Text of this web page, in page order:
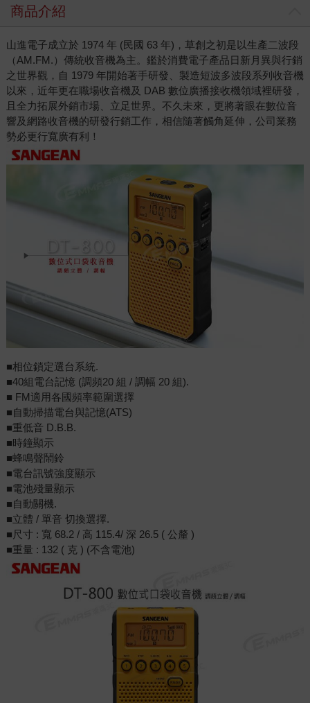
商品介紹
山進電子成立於 1974 年 (民國 63 年)，草創之初是以生產二波段
（AM.FM.）傳統收音機為主。鑑於消費電子產品日新月異與行銷
之世界觀，自 1979 年開始著手研發、製造短波多波段系列收音機
以來，近年更在職場收音機及 DAB 數位廣播接收機領域裡研發，
且全力拓展外銷市場、立足世界。不久未來，更將著眼在數位音
響及網路收音機的研發行銷工作，相信隨著觸角延伸，公司業務
勢必更行寬廣有利！
■相位鎖定選台系統.
■40組電台記憶 (調頻20 組 / 調幅 20 組).
■ FM適用各國頻率範圍選擇
■自動掃描電台與記憶(ATS)
■重低音 D.B.B.
■時鐘顯示
■蜂鳴聲鬧鈴
■電台訊號強度顯示
■電池殘量顯示
■自動關機.
■立體 / 單音 切換選擇.
■尺寸 : 寬 68.2 / 高 115.4/ 深 26.5 ( 公釐 )
■重量 : 132 ( 克 ) (不含電池)